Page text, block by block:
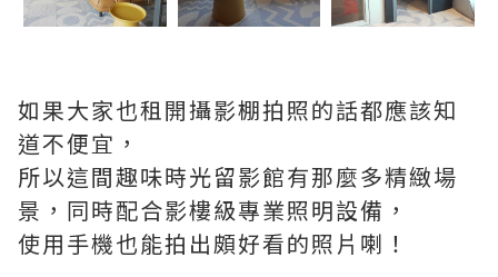
如果大家也租開攝影棚拍照的話都應該知
道不便宜，
所以這間趣味時光留影館有那麼多精緻場
景，同時配合影樓級專業照明設備，
使用手機也能拍出頗好看的照片喇！